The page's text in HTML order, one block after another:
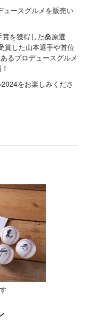
ュースグルメを販売い
を獲得した桑原選
賞した山本選手や首位
るプロデュースグルメ
をお楽しみくださ